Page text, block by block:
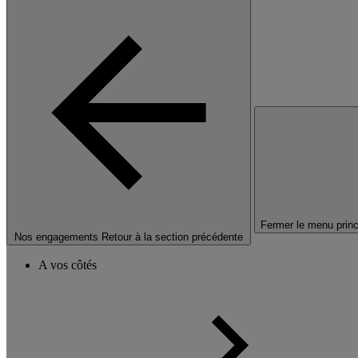
Nos engagements Retour à la section précédente
Fermer le menu
A vos côtés